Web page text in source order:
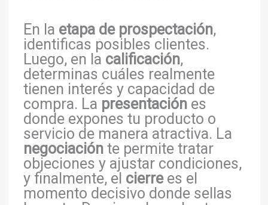
En la etapa de prospectación,
identificas posibles clientes.
Luego, en la calificación,
determinas cuáles realmente
tienen interés y capacidad de
compra. La presentaciónes
donde expones tu producto o
servicio de manera atractiva. La
negociaciónte permite tratar
objeciones y ajustar condiciones,
y finalmente, el cierrees el
momento decisivo donde sellas